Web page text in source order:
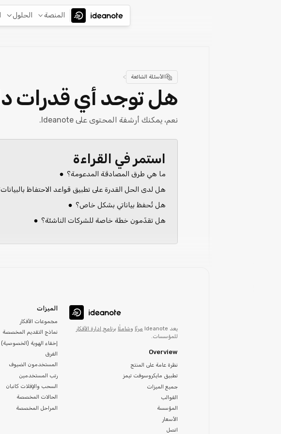
المنصة الحلول
الأسئلة الشائعة >
هل توجد أي قدرات
نعم، يمكنك أرشفة المحتوى على Ideanote.
استمر في القراءة
ما هي طرق المصادقة المدعومة؟
هل لدى الحل القدرة على تطبيق قواعد الاحتفاظ
هل تُحفظ بياناتي بشكل خاص؟
هل تقدّمون خطة خاصة للشركات الناشئة؟
يعد Ideanote مرنًا وشاملًا برنامج إدارة الأفكار
للمؤسسات.
Overview
نظرة عامة على المنتج
تطبيق مايكروسوفت تيمز
جميع الميزات
القوالب
المؤسسة
الأسعار
اتصل
الميزات
مجموعات الأفكار
نماذج التقديم المخصصة
إخفاء الهوية (الخصوصية)
الفرق
المستخدمون الضيوف
رتب المستخدمين
السحب والإفلات كانبان
الحالات المخصصة
المراحل المخصصة